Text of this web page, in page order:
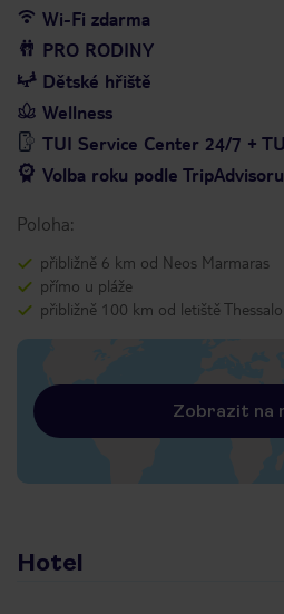
Wi-Fi zdarma
PRO RODINY
Dětské hřiště
Wellness
TUI Service Center 24/7 +
Volba roku podle TripAdvisoru
Poloha:
přibližně 6 km od Neos Marmaras
přímo u pláže
přibližně 100 km od letiště
Zobrazit na
Hotel